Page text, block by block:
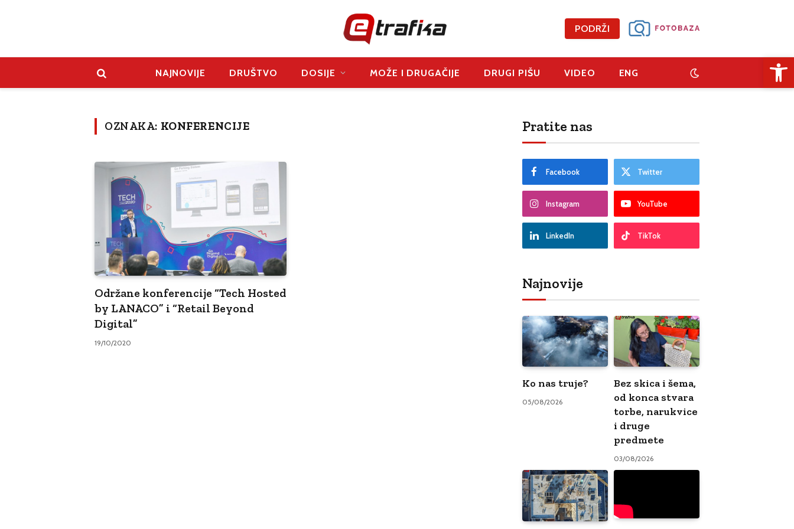
PODRŽI
NAJNOVIJE DRUŠTVO DOSIJE MOŽE I DRUGAČIJE DRUGI PIŠU VIDEO ENG
OZNAKA: KONFERENCIJE
Održane konferencije “Tech Hosted
by LANACO” i “Retail Beyond
Digital”
19/10/2020
Pratite nas
Facebook Twitter
Instagram YouTube
LinkedIn TikTok
Najnovije
Ko nas truje?
05/08/2026
Bez skica i šema,
od konca stvara
torbe, narukvice
i druge
predmete
03/08/2026